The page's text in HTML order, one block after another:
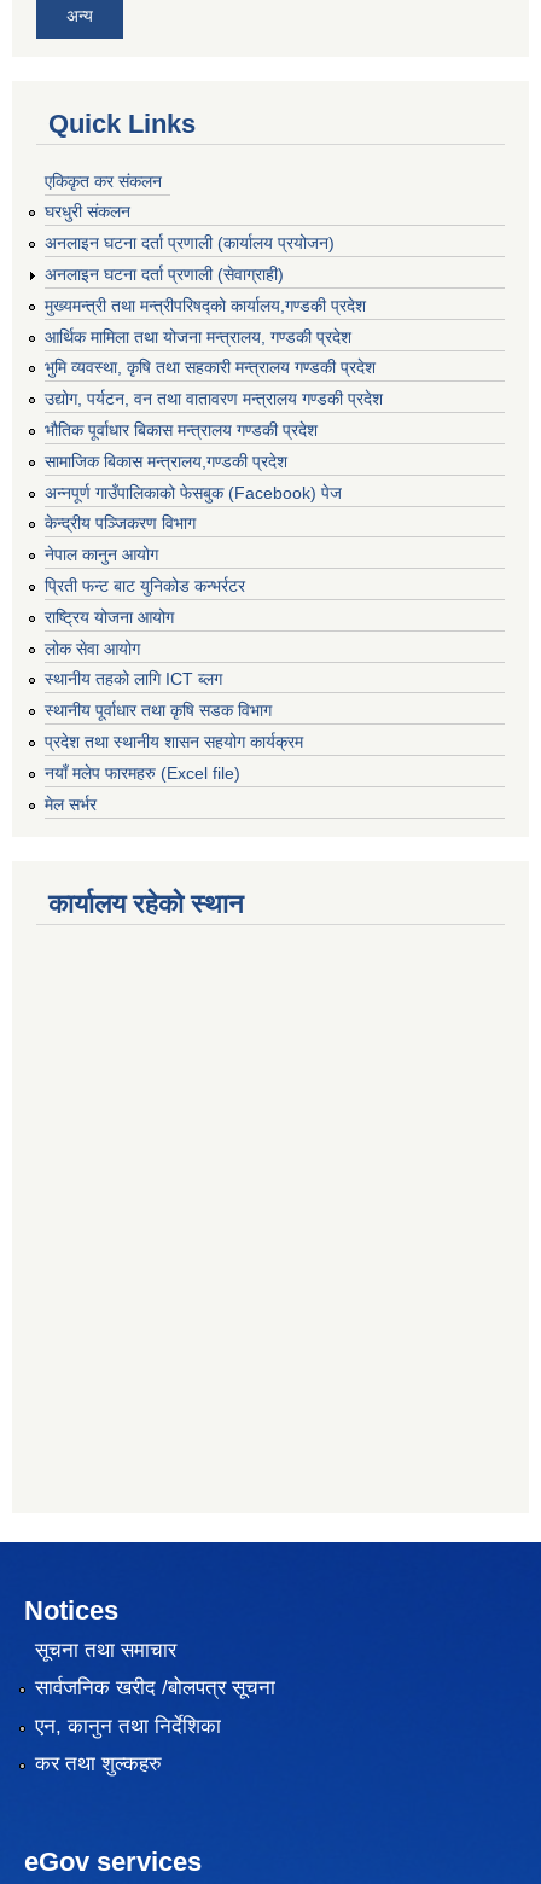
अन्य
Quick Links
एकिकृत कर संकलन
घरधुरी संकलन
अनलाइन घटना दर्ता प्रणाली (कार्यालय प्रयोजन)
अनलाइन घटना दर्ता प्रणाली (सेवाग्राही)
मुख्यमन्त्री तथा मन्त्रीपरिषद्को कार्यालय,गण्डकी प्रदेश
आर्थिक मामिला तथा योजना मन्त्रालय, गण्डकी प्रदेश
भुमि व्यवस्था, कृषि तथा सहकारी मन्त्रालय गण्डकी प्रदेश
उद्योग, पर्यटन, वन तथा वातावरण मन्त्रालय गण्डकी प्रदेश
भौतिक पूर्वाधार बिकास मन्त्रालय गण्डकी प्रदेश
सामाजिक बिकास मन्त्रालय,गण्डकी प्रदेश
अन्नपूर्ण गाउँपालिकाको फेसबुक (Facebook) पेज
केन्द्रीय पञ्जिकरण विभाग
नेपाल कानुन आयोग
प्रिती फन्ट बाट युनिकोड कन्भर्रटर
राष्ट्रिय योजना आयोग
लोक सेवा आयोग
स्थानीय तहको लागि ICT ब्लग
स्थानीय पूर्वाधार तथा कृषि सडक विभाग
प्रदेश तथा स्थानीय शासन सहयोग कार्यक्रम
नयाँ मलेप फारमहरु (Excel file)
मेल सर्भर
कार्यालय रहेको स्थान
Notices
सूचना तथा समाचार
सार्वजनिक खरीद /बोलपत्र सूचना
एन, कानुन तथा निर्देशिका
कर तथा शुल्कहरु
eGov services